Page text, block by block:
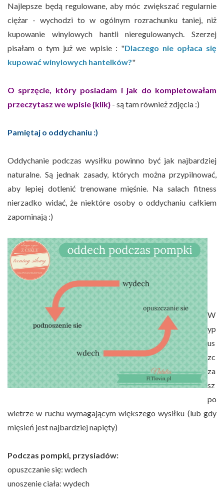
Najlepsze będą regulowane, aby móc zwiększać regularnie
ciężar - wychodzi to w ogólnym rozrachunku taniej, niż
kupowanie winylowych hantli nieregulowanych. Szerzej
pisałam o tym już we wpisie : "Dlaczego nie opłaca się
kupować winylowych hantelków?"
O sprzęcie, który posiadam i jak do kompletowałam
przeczytasz we wpisie {klik} - są tam również zdjęcia :)
Pamiętaj o oddychaniu :)
Oddychanie podczas wysiłku powinno być jak najbardziej
naturalne. Są jednak zasady, których można przypilnować,
aby lepiej dotlenić trenowane mięśnie. Na salach fitness
nierzadko widać, że niektóre osoby o oddychaniu całkiem
zapominają :)
W
yp
us
zc
za
sz
po
wietrze w ruchu wymagającym większego wysiłku (lub gdy
mięsień jest najbardziej napięty)
Podczas pompki, przysiadów:
opuszczanie się: wdech
unoszenie ciała: wydech